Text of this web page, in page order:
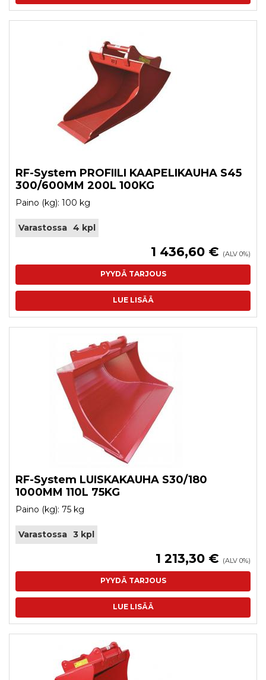
RF-System PROFIILI KAAPELIKAUHA S45
300/600MM 200L 100KG
Paino (kg): 100 kg
Varastossa 4 kpl
1 436,60 € (ALV 0%)
PYYDÄ TARJOUS
LUE LISÄÄ
RF-System LUISKAKAUHA S30/180
1000MM 110L 75KG
Paino (kg): 75 kg
Varastossa 3 kpl
1 213,30 € (ALV 0%)
PYYDÄ TARJOUS
LUE LISÄÄ